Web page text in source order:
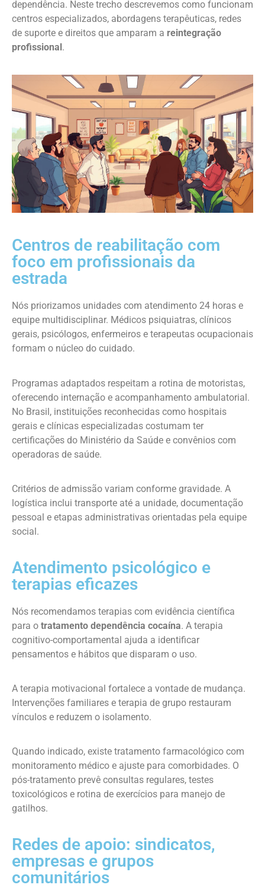
dependência. Neste trecho descrevemos como funcionam
centros especializados, abordagens terapêuticas, redes
de suporte e direitos que amparam a reintegração
profissional.
Centros de reabilitação com
foco em profissionais da
estrada
Nós priorizamos unidades com atendimento 24 horas e
equipe multidisciplinar. Médicos psiquiatras, clínicos
gerais, psicólogos, enfermeiros e terapeutas ocupacionais
formam o núcleo do cuidado.
Programas adaptados respeitam a rotina de motoristas,
oferecendo internação e acompanhamento ambulatorial.
No Brasil, instituições reconhecidas como hospitais
gerais e clínicas especializadas costumam ter
certificações do Ministério da Saúde e convênios com
operadoras de saúde.
Critérios de admissão variam conforme gravidade. A
logística inclui transporte até a unidade, documentação
pessoal e etapas administrativas orientadas pela equipe
social.
Atendimento psicológico e
terapias eficazes
Nós recomendamos terapias com evidência científica
para o tratamento dependência cocaína. A terapia
cognitivo-comportamental ajuda a identificar
pensamentos e hábitos que disparam o uso.
A terapia motivacional fortalece a vontade de mudança.
Intervenções familiares e terapia de grupo restauram
vínculos e reduzem o isolamento.
Quando indicado, existe tratamento farmacológico com
monitoramento médico e ajuste para comorbidades. O
pós-tratamento prevê consultas regulares, testes
toxicológicos e rotina de exercícios para manejo de
gatilhos.
Redes de apoio: sindicatos,
empresas e grupos
comunitários